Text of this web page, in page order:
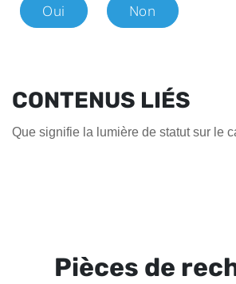
Oui Non
CONTENUS LIÉS
Que signifie la lumière de statut sur le
Pièces de